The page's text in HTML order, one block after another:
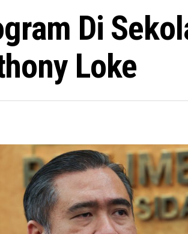
Di
Loke